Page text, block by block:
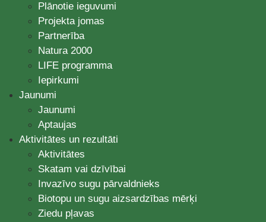
Plānotie ieguvumi
Projekta jomas
Partnerība
Natura 2000
LIFE programma
Iepirkumi
Jaunumi
Jaunumi
Aptaujas
Aktivitātes un rezultāti
Aktivitātes
Skatam vai dzīvībai
Invazīvo sugu pārvaldnieks
Biotopu un sugu aizsardzības mērķi
Ziedu pļavas